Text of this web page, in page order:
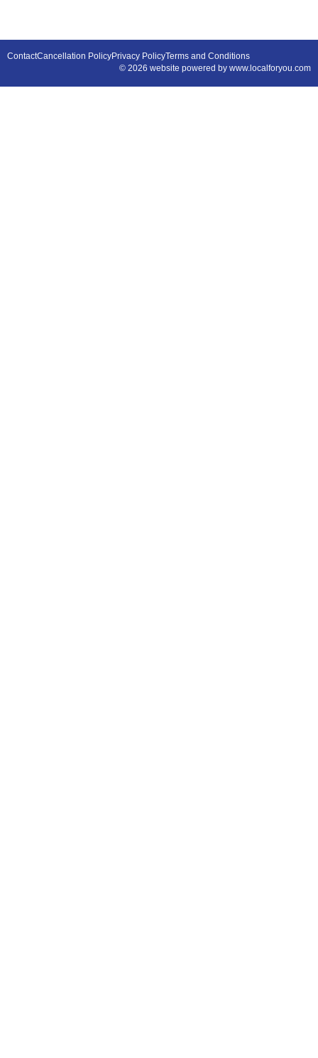
ContactCancellation PolicyPrivacy PolicyTerms and Conditions
© 2026 website powered by www.localforyou.com